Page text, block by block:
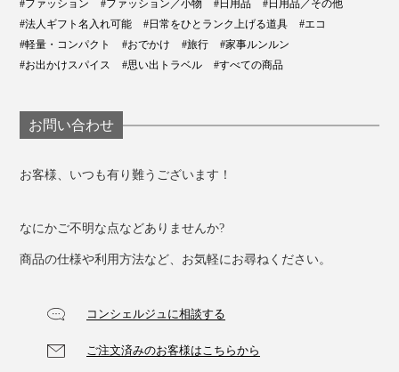
こうして、折り紙のように開いてたためるバッグ
（ORIGAMI BAG）、略して『ORIBA』は誕生しまし
た。
#ファッション #ファッション／小物 #日用品
#日用品／その他
#法人ギフト名入れ可能
#日常をひとランク上げる道具
#エコ
#軽量・コンパクト
#おでかけ #旅行
#家事ルンルン
#お出かけスパイス
#思い出トラベル #すべての商品
お問い合わせ
お客様、いつも有り難うございます！
なにかご不明な点などありませんか?
商品の仕様や利用方法など、お気軽にお尋ねください。
コンシェルジュに相談する
ご注文済みのお客様はこちらから